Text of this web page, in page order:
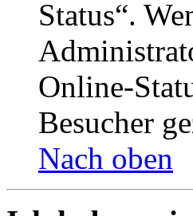
Status“.
Online-
Besucher
Nach oben